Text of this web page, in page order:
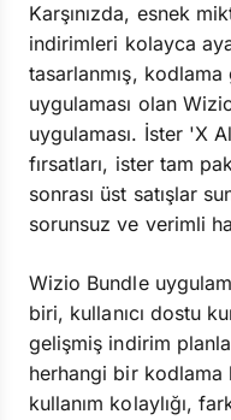
Karşınızda, esnek
indirimleri kolayca
tasarlanmış,
uygulaması olan
uygulaması. İster 'X
fırsatları, ister tam
sonrası üst satışlar
sorunsuz ve verimli
Wizio Bundle
biri, kullanıcı dostu
gelişmiş indirim
herhangi bir kodlama
kullanım kolaylığı,